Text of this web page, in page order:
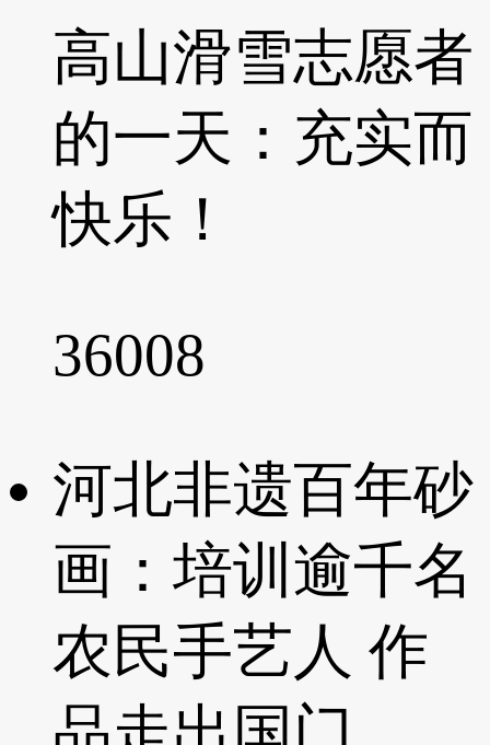
高山滑雪志愿者
的一天：充实而
快乐！
36008
河北非遗百年砂
画：培训逾千名
农民手艺人 作